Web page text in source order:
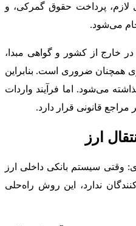
لازم، پرداخت حقوق گمرکی، و
می‌شود.
در خارج از کشور و گواهی مبدا،
همچنان ضروری است. بنابراین
می‌شود. اما فرآیند واردات
قانونی قرار دارد.
ارز
وقتی سیستم بانکی داخلی ارز
ندارد، این روش راه‌حلی